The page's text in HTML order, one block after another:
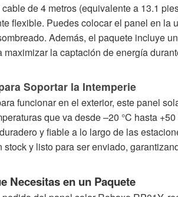
de 4 metros (equivalente a 13.1
flexible. Puedes colocar el panel en la
Además, el paquete incluye
maximizar la captación de energía
Soportar la Intemperie
funcionar en el exterior, este panel
que va desde –20 °C hasta
y fiable a lo largo de las
stock y listo para ser enviado,
Necesitas en un Paquete